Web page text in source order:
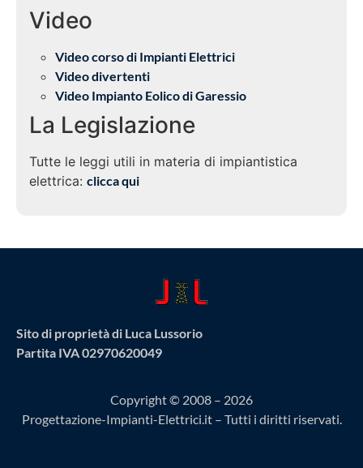
Video
Video corso di Impianti Elettrici
Video divertenti
Video Impianto Eolico di Garessio
La Legislazione
Tutte le leggi utili in materia di impiantistica
elettrica: clicca qui
Sito di proprietà di Luca Lussorio
Partita IVA 02970620049
Copyright © 2008 – 2026
Progettazione-Impianti-Elettrici.it – Tutti i diritti riservati.